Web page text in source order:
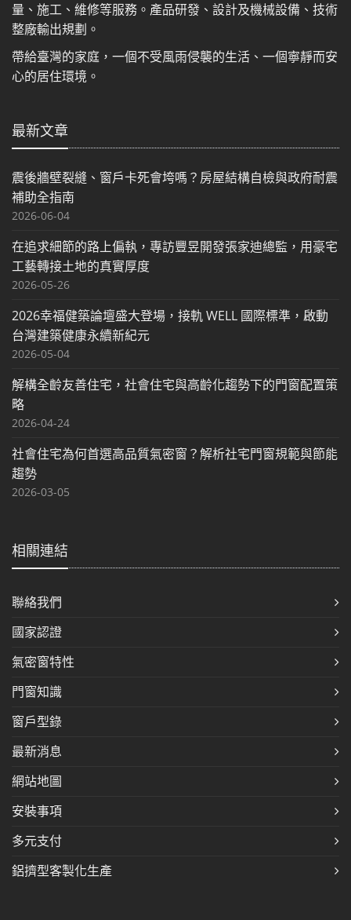
量、施工、維修等服務。產品研發、設計及機械設備、技術
整廠輸出規劃。
帶給臺灣的家庭，一個不受風雨侵襲的生活、一個寧靜而安
心的居住環境。
最新文章
震後牆壁裂縫、窗戶卡死會垮嗎？房屋結構自檢與政府耐震
補助全指南
2026-06-04
在追求細節的路上偏執，專訪豐昱開發張家迪總監，用豪宅
工藝轉接土地的真實厚度
2026-05-26
2026幸福健築論壇盛大登場，接軌 WELL 國際標準，啟動
台灣建築健康永續新紀元
2026-05-04
解構全齡友善住宅，社會住宅與高齡化趨勢下的門窗配置策
略
2026-04-24
社會住宅為何首選高品質氣密窗？解析社宅門窗規範與節能
趨勢
2026-03-05
相關連結
聯絡我們
國家認證
氣密窗特性
門窗知識
窗戶型錄
最新消息
網站地圖
安裝事項
多元支付
鋁擠型客製化生產